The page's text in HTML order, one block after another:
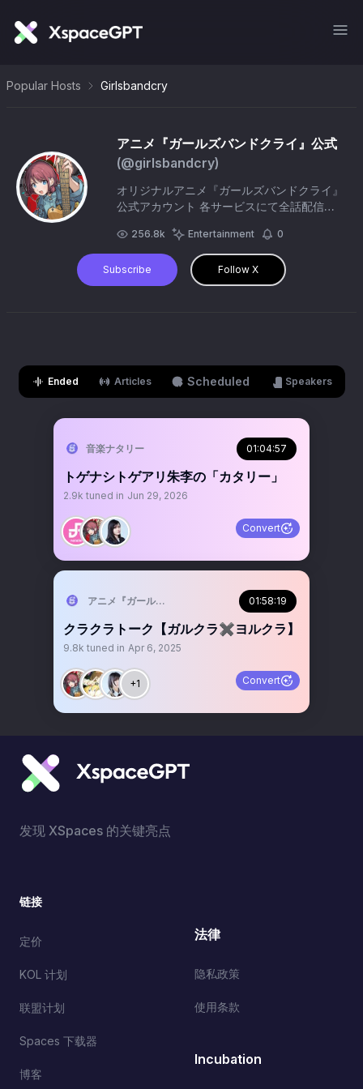
Popular Hosts Girlsbandcry
アニメ『ガールズバンドクライ』公式
(@girlsbandcry)
オリジナルアニメ『ガールズバンドクライ』
公式アカウント 各サービスにて全話配信
り配信開始！ 推奨ハッシュタグ： #ガルク
ラ #トゲナシトゲアリ
256.8k Entertainment 0
Subscribe Follow X
Ended Articles Scheduled Speakers
音楽ナタリー 01:04:57
トゲナシトゲアリ朱李の「カタリー」
2.9k tuned in Jun 29, 2026
Convert
アニメ『ガールズバンドクライ』公式01:58:19
クラクラトーク【ガルクラ✖️ヨルクラ】
9.8k tuned in Apr 6, 2025
+1 Convert
发现 XSpaces 的关键亮点
链接
定价
KOL 计划
联盟计划
Spaces 下载器
博客
法律
隐私政策
使用条款
Incubation